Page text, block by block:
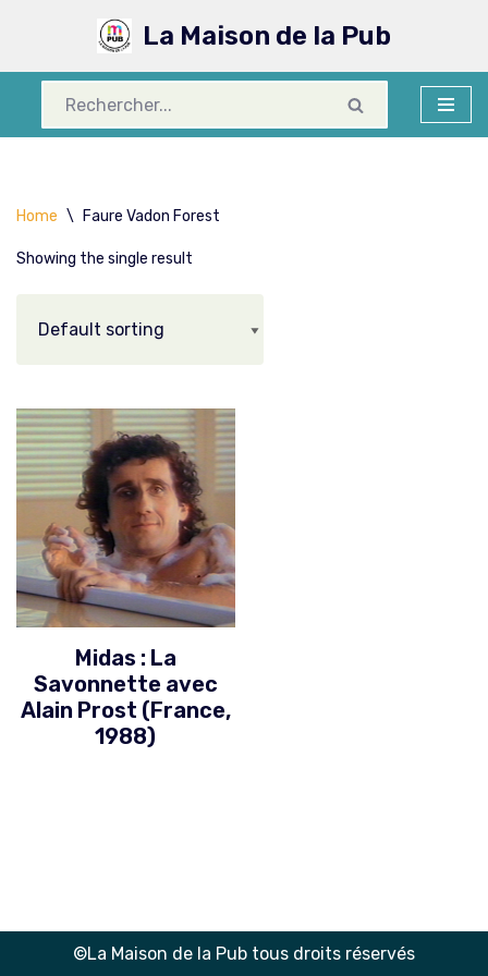
contenu
La Maison de la Pub
Home \ Faure Vadon Forest
Showing the single result
Midas : La
Savonnette avec
Alain Prost (France,
1988)
©La Maison de la Pub tous droits réservés